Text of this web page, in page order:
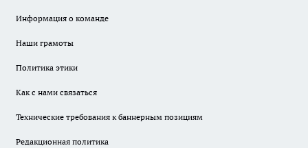
Информация о команде
Наши грамоты
Политика этики
Как с нами связаться
Технические требования к баннерным позициям
Редакционная политика